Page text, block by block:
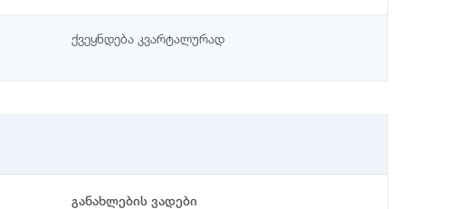
ქვეყნდება კვარტალურად
განახლების ვადები